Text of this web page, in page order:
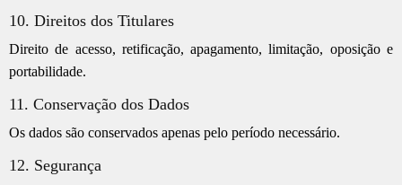
10. Direitos dos Titulares
Direito de acesso, retificação, apagamento, limitação, oposição e
portabilidade.
11. Conservação dos Dados
Os dados são conservados apenas pelo período necessário.
12. Segurança